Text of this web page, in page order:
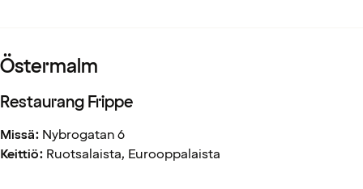
Östermalm
Restaurang Frippe
Missä: Nybrogatan 6
Keittiö: Ruotsalaista, Eurooppalaista